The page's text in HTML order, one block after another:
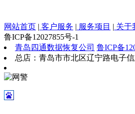
网站首页 | 客户服务 | 服务项目 | 关于
鲁ICP备12027855号-1
青岛四通数据恢复公司 鲁ICP备
总店：青岛市市北区辽宁路电子